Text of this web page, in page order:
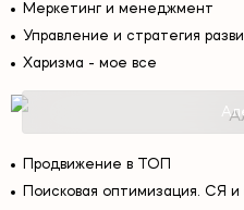
Меркетинг и менеджмент
Управление и стратегия
Харизма - мое все
Продвижение в ТОП
Поисковая оптимизация. СЯ и